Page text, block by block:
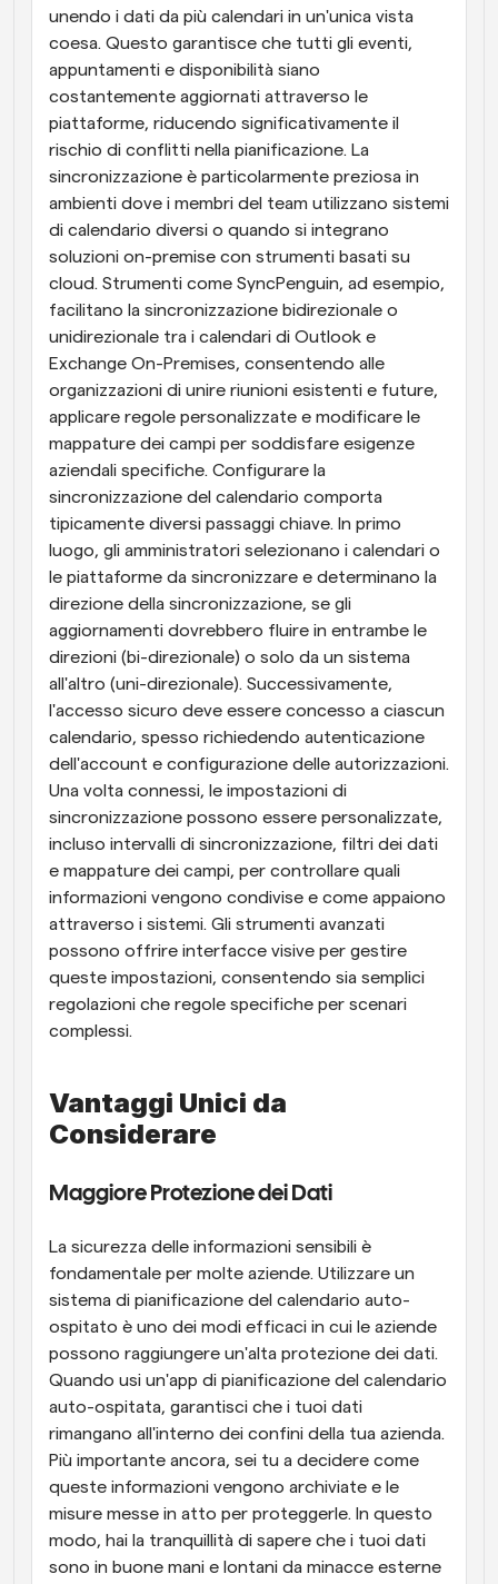
unendo i dati da più calendari in un'unica vista
coesa. Questo garantisce che tutti gli eventi,
appuntamenti e disponibilità siano
costantemente aggiornati attraverso le
piattaforme, riducendo significativamente il
rischio di conflitti nella pianificazione. La
sincronizzazione è particolarmente preziosa in
ambienti dove i membri del team utilizzano sistemi
di calendario diversi o quando si integrano
soluzioni on-premise con strumenti basati su
cloud. Strumenti come SyncPenguin, ad esempio,
facilitano la sincronizzazione bidirezionale o
unidirezionale tra i calendari di Outlook e
Exchange On-Premises, consentendo alle
organizzazioni di unire riunioni esistenti e future,
applicare regole personalizzate e modificare le
mappature dei campi per soddisfare esigenze
aziendali specifiche. Configurare la
sincronizzazione del calendario comporta
tipicamente diversi passaggi chiave. In primo
luogo, gli amministratori selezionano i calendari o
le piattaforme da sincronizzare e determinano la
direzione della sincronizzazione, se gli
aggiornamenti dovrebbero fluire in entrambe le
direzioni (bi-direzionale) o solo da un sistema
all'altro (uni-direzionale). Successivamente,
l'accesso sicuro deve essere concesso a ciascun
calendario, spesso richiedendo autenticazione
dell'account e configurazione delle autorizzazioni.
Una volta connessi, le impostazioni di
sincronizzazione possono essere personalizzate,
incluso intervalli di sincronizzazione, filtri dei dati
e mappature dei campi, per controllare quali
informazioni vengono condivise e come appaiono
attraverso i sistemi. Gli strumenti avanzati
possono offrire interfacce visive per gestire
queste impostazioni, consentendo sia semplici
regolazioni che regole specifiche per scenari
complessi.
Vantaggi Unici da
Considerare
Maggiore Protezione dei Dati
La sicurezza delle informazioni sensibili è
fondamentale per molte aziende. Utilizzare un
sistema di pianificazione del calendario auto-
ospitato è uno dei modi efficaci in cui le aziende
possono raggiungere un'alta protezione dei dati.
Quando usi un'app di pianificazione del calendario
auto-ospitata, garantisci che i tuoi dati
rimangano all'interno dei confini della tua azienda.
Più importante ancora, sei tu a decidere come
queste informazioni vengono archiviate e le
misure messe in atto per proteggerle. In questo
modo, hai la tranquillità di sapere che i tuoi dati
sono in buone mani e lontani da minacce esterne